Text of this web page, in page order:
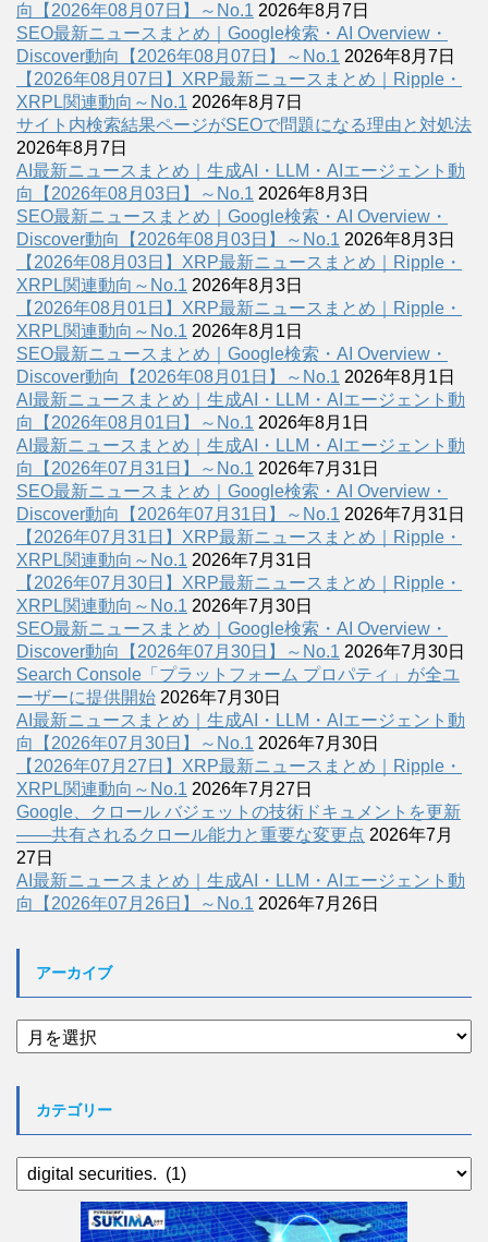
向【2026年08月07日】～No.1 2026年8月7日
SEO最新ニュースまとめ｜Google検索・AI Overview・
Discover動向【2026年08月07日】～No.1 2026年8月7日
【2026年08月07日】XRP最新ニュースまとめ｜Ripple・
XRPL関連動向～No.1 2026年8月7日
サイト内検索結果ページがSEOで問題になる理由と対処法
2026年8月7日
AI最新ニュースまとめ｜生成AI・LLM・AIエージェント動
向【2026年08月03日】～No.1 2026年8月3日
SEO最新ニュースまとめ｜Google検索・AI Overview・
Discover動向【2026年08月03日】～No.1 2026年8月3日
【2026年08月03日】XRP最新ニュースまとめ｜Ripple・
XRPL関連動向～No.1 2026年8月3日
【2026年08月01日】XRP最新ニュースまとめ｜Ripple・
XRPL関連動向～No.1 2026年8月1日
SEO最新ニュースまとめ｜Google検索・AI Overview・
Discover動向【2026年08月01日】～No.1 2026年8月1日
AI最新ニュースまとめ｜生成AI・LLM・AIエージェント動
向【2026年08月01日】～No.1 2026年8月1日
AI最新ニュースまとめ｜生成AI・LLM・AIエージェント動
向【2026年07月31日】～No.1 2026年7月31日
SEO最新ニュースまとめ｜Google検索・AI Overview・
Discover動向【2026年07月31日】～No.1 2026年7月31日
【2026年07月31日】XRP最新ニュースまとめ｜Ripple・
XRPL関連動向～No.1 2026年7月31日
【2026年07月30日】XRP最新ニュースまとめ｜Ripple・
XRPL関連動向～No.1 2026年7月30日
SEO最新ニュースまとめ｜Google検索・AI Overview・
Discover動向【2026年07月30日】～No.1 2026年7月30日
Search Console「プラットフォーム プロパティ」が全ユ
ーザーに提供開始 2026年7月30日
AI最新ニュースまとめ｜生成AI・LLM・AIエージェント動
向【2026年07月30日】～No.1 2026年7月30日
【2026年07月27日】XRP最新ニュースまとめ｜Ripple・
XRPL関連動向～No.1 2026年7月27日
Google、クロール バジェットの技術ドキュメントを更新
――共有されるクロール能力と重要な変更点 2026年7月
27日
AI最新ニュースまとめ｜生成AI・LLM・AIエージェント動
向【2026年07月26日】～No.1 2026年7月26日
アーカイブ
ア
ー
カテゴリー
カ
テ